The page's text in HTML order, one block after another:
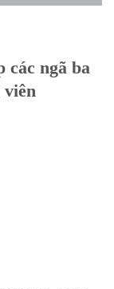
các ngã ba
viên